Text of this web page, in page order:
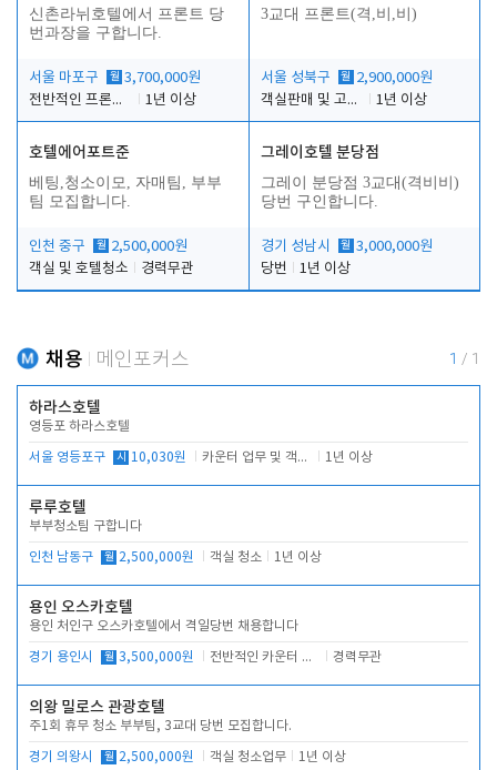
신촌라뉘호텔에서 프론트 당
번과장을 구합니다.
서울 마포구 월 3,700,000원
전반적인 프론트 당번업무
1년 이상
3교대 프론트(격,비,비)
서울 성북구 월 2,900,000원
객실판매 및 고객응대
1년 이상
호텔에어포트준
베팅,청소이모, 자매팀, 부부
팀 모집합니다.
인천 중구 월 2,500,000원
객실 및 호텔청소
경력무관
그레이호텔 분당점
그레이 분당점 3교대(격비비)
당번 구인합니다.
경기 성남시 월 3,000,000원
당번
1년 이상
채용 메인포커스 1 / 1
하라스호텔
영등포 하라스호텔
서울 영등포구 시 10,030원 카운터 업무 및 객실관리(청소상태 확인, 객실판매) 1년 이상
루루호텔
부부청소팀 구합니다
인천 남동구 월 2,500,000원 객실 청소 1년 이상
용인 오스카호텔
용인 처인구 오스카호텔에서 격일당번 채용합니다
경기 용인시 월 3,500,000원 전반적인 카운터 업무 경력무관
의왕 밀로스 관광호텔
주1회 휴무 청소 부부팀, 3교대 당번 모집합니다.
경기 의왕시 월 2,500,000원 객실 청소업무 1년 이상